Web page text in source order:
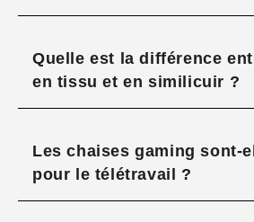
Quelle est la différence
en tissu et en similicuir ?
Les chaises gaming sont-
pour le télétravail ?